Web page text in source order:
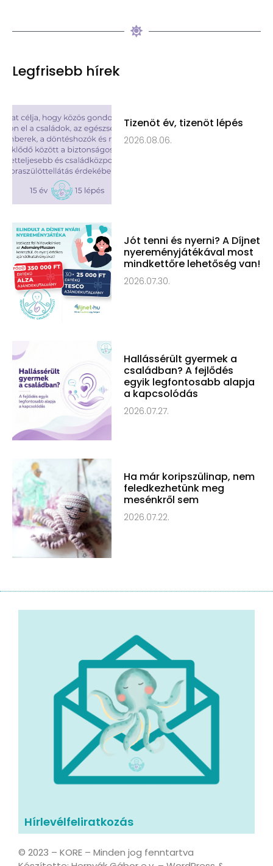
Legfrisebb hírek
Tizenöt év, tizenöt lépés
2026.08.06.
Jót tenni és nyerni? A Díjnet
nyereményjátékával most
mindkettőre lehetőség van!
2026.07.30.
Hallássérült gyermek a
családban? A fejlődés
egyik legfontosabb alapja
a kapcsolódás
2026.07.27.
Ha már koripszülinap, nem
feledkezhetünk meg
mesénkről sem
2026.07.22.
Hírlevélfeliratkozás
© 2023 – KORE – Minden jog fenntartva